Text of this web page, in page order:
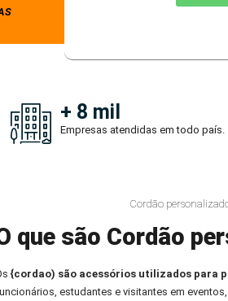
+ 8 mil
Empresas atendidas em todo país.
Cordão
que são Cordão
{cordao) são acessórios utilizados para
estudantes e visitantes em